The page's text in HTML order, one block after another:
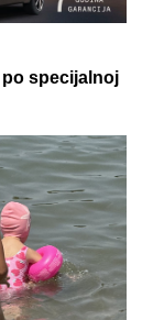
specijalnoj